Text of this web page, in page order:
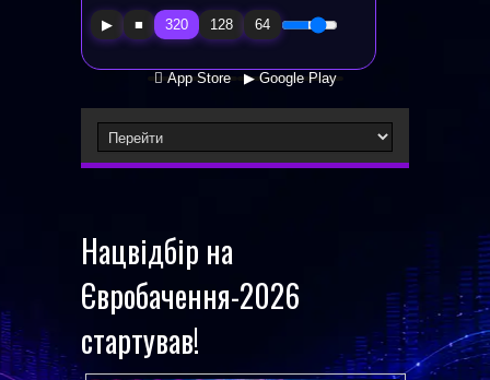
▶ ■ 320 128 64
 App Store ▶ Google Play
Нацвідбір на
Євробачення-2026
стартував!